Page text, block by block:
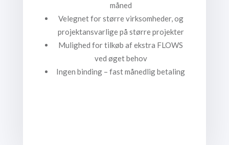
måned
Velegnet for større virksomheder, og
projektansvarlige på større projekter
Mulighed for tilkøb af ekstra FLOWS
ved øget behov
Ingen binding – fast månedlig betaling